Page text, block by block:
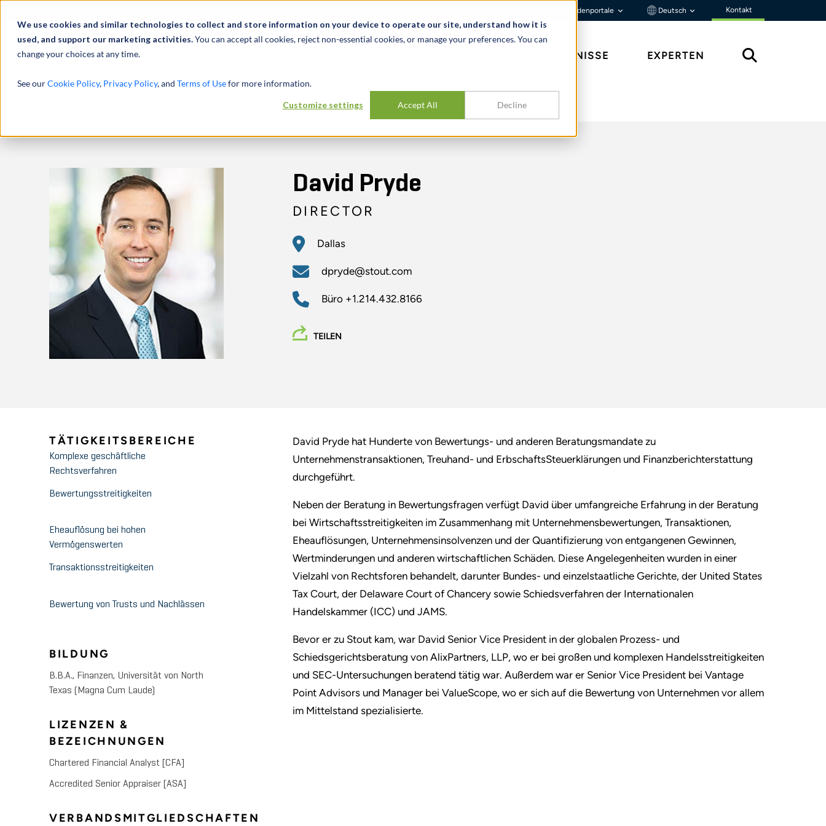
We use cookies and similar technologies to collect and store information on your device to operate our site, understand how it is
used, and support our marketing activities.You can accept all cookies, reject non-essential cookies, or manage your preferences. You can
change your choices at any time.
See ourCookie Policy, Privacy Policy, and Terms of Usefor more information.
Customize settings Accept All Decline
Kundenportale Deutsch Kontakt
ERKENNTNISSE EXPERTEN
David Pryde
DIRECTOR
Dallas
dpryde@stout.com
Büro +1.214.432.8166
TEILEN
David Pryde hat Hunderte von Bewertungs- und anderen Beratungsmandate zu
Unternehmenstransaktionen, Treuhand- und ErbschaftsSteuerklärungen und Finanzberichterstattung
durchgeführt.
Neben der Beratung in Bewertungsfragen verfügt David über umfangreiche Erfahrung in der Beratung
bei Wirtschaftsstreitigkeiten im Zusammenhang mit Unternehmensbewertungen, Transaktionen,
Eheauflösungen, Unternehmensinsolvenzen und der Quantifizierung von entgangenen Gewinnen,
Wertminderungen und anderen wirtschaftlichen Schäden. Diese Angelegenheiten wurden in einer
Vielzahl von Rechtsforen behandelt, darunter Bundes- und einzelstaatliche Gerichte, der United States
Tax Court, der Delaware Court of Chancery sowie Schiedsverfahren der Internationalen
Handelskammer (ICC) und JAMS.
Bevor er zu Stout kam, war David Senior Vice President in der globalen Prozess- und
Schiedsgerichtsberatung von AlixPartners, LLP, wo er bei großen und komplexen Handelsstreitigkeiten
und SEC-Untersuchungen beratend tätig war. Außerdem war er Senior Vice President bei Vantage
Point Advisors und Manager bei ValueScope, wo er sich auf die Bewertung von Unternehmen vor allem
im Mittelstand spezialisierte.
TÄTIGKEITSBEREICHE
Komplexe geschäftliche
Rechtsverfahren
Bewertungsstreitigkeiten
Eheauflösung bei hohen
Vermögenswerten
Transaktionsstreitigkeiten
Bewertung von Trusts und Nachlässen
BILDUNG
B.B.A., Finanzen, Universität von North
Texas (Magna Cum Laude)
LIZENZEN &
BEZEICHNUNGEN
Chartered Financial Analyst [CFA]
Accredited Senior Appraiser [ASA]
VERBANDSMITGLIEDSCHAFTEN